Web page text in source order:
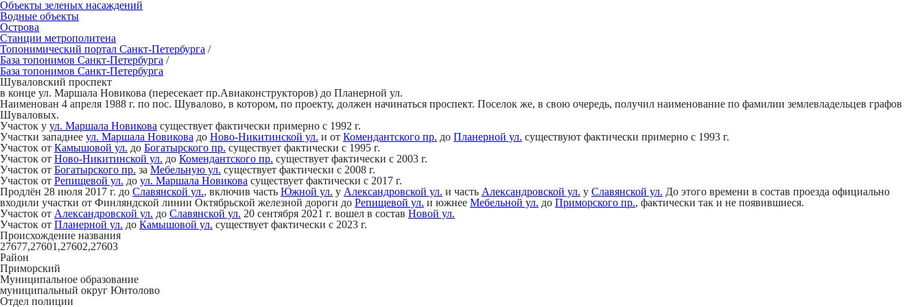
Объекты зеленых насаждений
Водные объекты
Острова
Станции метрополитена
Топонимический портал Санкт-Петербурга /
База топонимов Санкт-Петербурга /
База топонимов Санкт-Петербурга
Шуваловский проспект
в конце ул. Маршала Новикова (пересекает пр.Авиаконструкторов) до Планерной ул.
Наименован 4 апреля 1988 г. по пос. Шувалово, в котором, по проекту, должен начинаться проспект. Поселок же, в свою очередь, получил наименование по фамилии землевладельцев графов
Шуваловых.
Участок у ул. Маршала Новикова существует фактически примерно с 1992 г.
Участки западнее ул. Маршала Новикова до Ново-Никитинской ул. и от Комендантского пр. до Планерной ул. существуют фактически примерно с 1993 г.
Участок от Камышовой ул. до Богатырского пр. существует фактически с 1995 г.
Участок от Ново-Никитинской ул. до Комендантского пр. существует фактически с 2003 г.
Участок от Богатырского пр. за Мебельную ул. существует фактически с 2008 г.
Участок от Репищевой ул. до ул. Маршала Новикова существует фактически с 2017 г.
Продлён 28 июля 2017 г. до Славянской ул., включив часть Южной ул. у Александровской ул. и часть Александровской ул. у Славянской ул. До этого времени в состав проезда официально
входили участки от Финляндской линии Октябрьской железной дороги до Репищевой ул. и южнее Мебельной ул. до Приморского пр., фактически так и не появившиеся.
Участок от Александровской ул. до Славянской ул. 20 сентября 2021 г. вошел в состав Новой ул.
Участок от Планерной ул. до Камышовой ул. существует фактически с 2023 г.
Происхождение названия
27677,27601,27602,27603
Район
Приморский
Муниципальное образование
муниципальный округ Юнтолово
Отдел полиции